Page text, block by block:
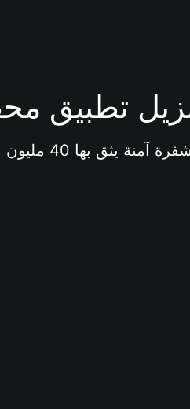
بها 40 مليون مستخدم